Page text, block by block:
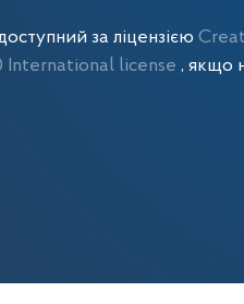
за ліцензією
International license, якщо